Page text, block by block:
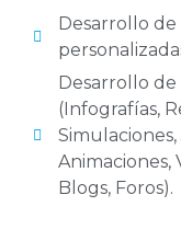
Desarrollo
Desarrollo
(Infografías,
Animaciones,
Blogs, Foros).